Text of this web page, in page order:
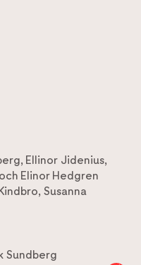
, Ellinor Jidenius,
och Elinor Hedgren
, Susanna
Sundberg